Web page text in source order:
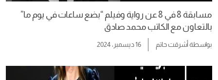
مسابقة 8 في 8 عن رواية وفيلم “بضع ساعات في يوم ما”
بالتعاون مع الكاتب محمد صادق
بواسطةأشرقت حاتم 16 ديسمبر، 2024